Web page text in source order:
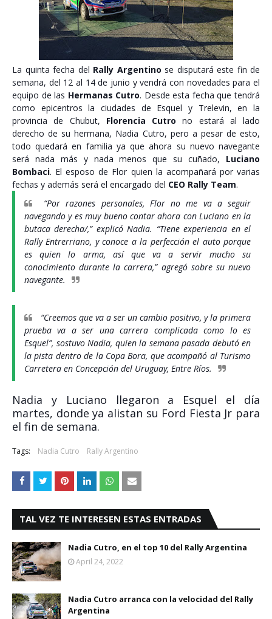
La quinta fecha del Rally Argentino se disputará este fin de
semana, del 12 al 14 de junio y vendrá con novedades para el
equipo de las Hermanas Cutro. Desde esta fecha que tendrá
como epicentros la ciudades de Esquel y Trelevin, en la
provincia de Chubut, Florencia Cutro no estará al lado
derecho de su hermana, Nadia Cutro, pero a pesar de esto,
todo quedará en familia ya que ahora su nuevo navegante
será nada más y nada menos que su cuñado, Luciano
Bombaci. El esposo de Flor quien la acompañará por varias
fechas y además será el encargado del CEO Rally Team.
“Por razones personales, Flor no me va a seguir
navegando y es muy bueno contar ahora con Luciano en la
butaca derecha/,” explicó Nadia. “Tiene experiencia en el
Rally Entrerriano, y conoce a la perfección el auto porque
es quien lo arma, así que va a servir mucho su
conocimiento durante la carrera,” agregó sobre su nuevo
navegante.
“Creemos que va a ser un cambio positivo, y la primera
prueba va a ser una carrera complicada como lo es
Esquel”, sostuvo Nadia, quien la semana pasada debutó en
la pista dentro de la Copa Bora, que acompañó al Turismo
Carretera en Concepción del Uruguay, Entre Ríos.
Nadia y Luciano llegaron a Esquel el día
martes, donde ya alistan su Ford Fiesta Jr para
el fin de semana.
Tags: Nadia Cutro Rally Argentino
TAL VEZ TE INTERESEN ESTAS ENTRADAS
Nadia Cutro, en el top 10 del Rally Argentina
April 24, 2022
Nadia Cutro arranca con la velocidad del Rally
Argentina